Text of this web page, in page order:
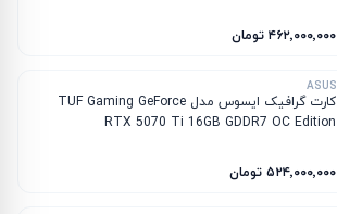
۴۶۲٬۰۰۰٬۰۰۰ تومان
ASUS
کارت گرافیک ایسوس مدل TUF Gaming GeForce
RTX 5070 Ti 16GB GDDR7 OC Edition
۵۲۴٬۰۰۰٬۰۰۰ تومان